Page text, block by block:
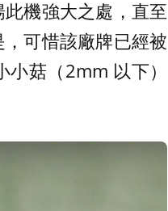
機強大之處，直至
可惜該廠牌已經被
菇（2mm 以下）